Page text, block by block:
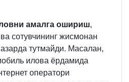
амалга ошириш,
сотувчининг жисмонан
тутмайди. Масалан,
илова ёрдамида
оператори